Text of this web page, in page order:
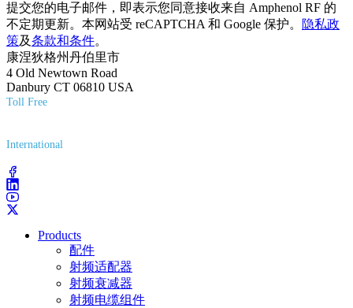
提交您的电子邮件，即表示您同意接收来自 Amphenol RF 的
不定期更新。本网站受 reCAPTCHA 和 Google 保护。
隐私政
策及条款和条件。
康涅狄格州丹伯里市
4 Old Newtown Road
Danbury CT 06810 USA
Toll Free
International
Products
配件
射频适配器
射频衰减器
射频电缆组件